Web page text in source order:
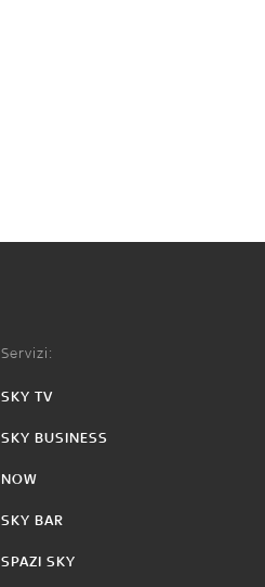
Servizi:
SKY TV
SKY BUSINESS
NOW
SKY BAR
SPAZI SKY